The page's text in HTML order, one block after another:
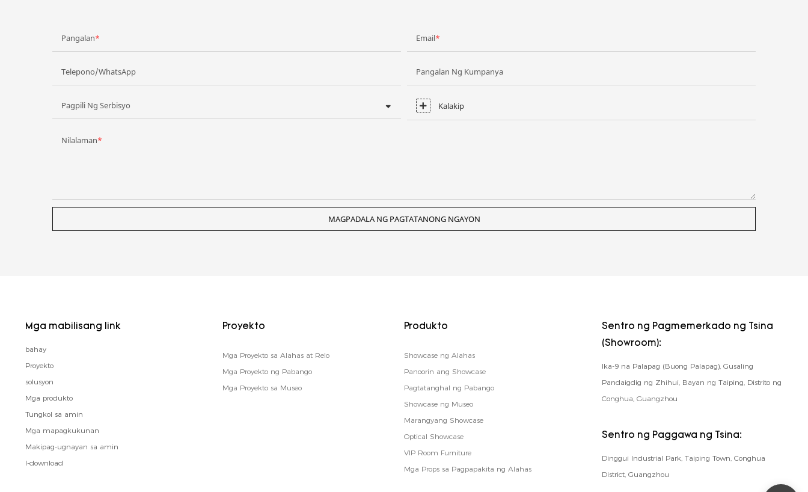
Pangalan Email
Telepono/WhatsApp Pangalan Ng Kumpanya
Pagpili Ng Serbisyo Kalakip
Nilalaman
MAGPADALA NG PAGTATANONG NGAYON
Mga mabilisang link
bahay
Proyekto
solusyon
Mga produkto
Tungkol sa amin
Mga mapagkukunan
Makipag-ugnayan sa amin
I-download
Proyekto
Mga Proyekto sa Alahas at Relo
Mga Proyekto ng Pabango
Mga Proyekto sa Museo
Produkto
Showcase ng Alahas
Panoorin ang Showcase
Pagtatanghal ng Pabango
Showcase ng Museo
Marangyang Showcase
Optical Showcase
VIP Room Furniture
Mga Props sa Pagpapakita ng Alahas
Sentro ng Pagmemerkado ng Tsina
(Showroom):
Ika-9 na Palapag (Buong Palapag), Gusaling
Pandaigdig ng Zhihui, Bayan ng Taiping, Distrito ng
Conghua, Guangzhou
Sentro ng Paggawa ng Tsina:
Dinggui Industrial Park, Taiping Town, Conghua
District, Guangzhou